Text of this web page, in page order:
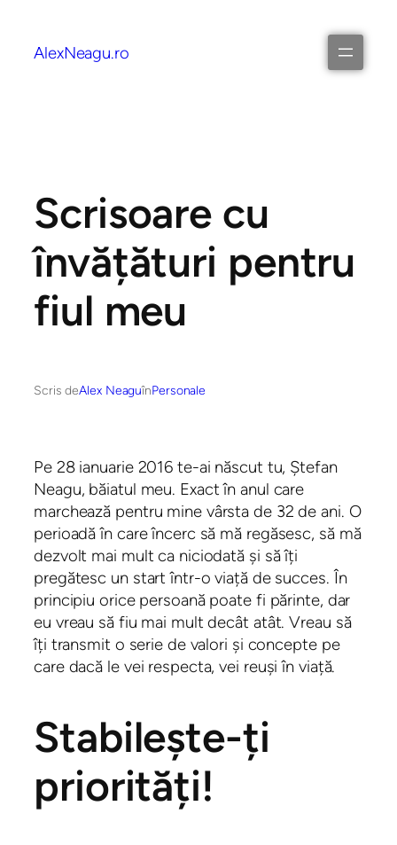
AlexNeagu.ro
Scrisoare cu
învățături pentru
fiul meu
Scris deAlex NeaguînPersonale
Pe 28 ianuarie 2016 te-ai născut tu, Ștefan
Neagu, băiatul meu. Exact în anul care
marchează pentru mine vârsta de 32 de ani. O
perioadă în care încerc să mă regăsesc, să mă
dezvolt mai mult ca niciodată și să îți
pregătesc un start într-o viață de succes. În
principiu orice persoană poate fi părinte, dar
eu vreau să fiu mai mult decât atât. Vreau să
îți transmit o serie de valori și concepte pe
care dacă le vei respecta, vei reuși în viață.
Stabilește-ți
priorități!